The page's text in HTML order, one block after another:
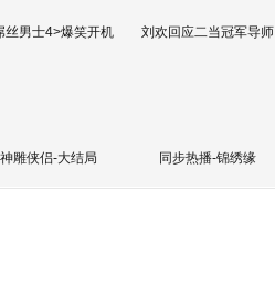
丝男士4>爆笑开机 刘欢回应二当冠军导师
神雕侠侣-大结局 同步热播-锦绣缘